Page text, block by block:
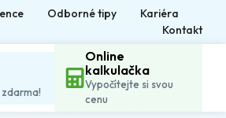
Odborné tipy
Kariéra
Kontakt
Online
kalkulačka
Vypočítejte si svou
cenu